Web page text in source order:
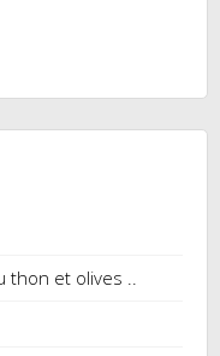
thon et olives ..